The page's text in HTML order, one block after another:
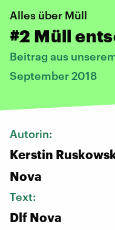
Alles über Müll
#2 Müll
Beitrag aus
September 2018
Autorin:
Kerstin
Nova
Text:
Dlf Nova